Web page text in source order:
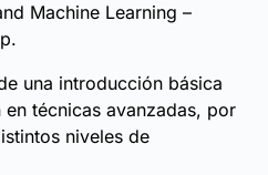
Machine Learning –
una introducción básica
técnicas avanzadas, por
niveles de